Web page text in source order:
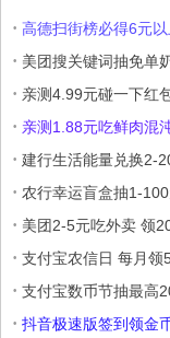
· 高德扫街榜必得6元
· 美团搜关键词抽免单
· 亲测4.99元碰一下红
· 亲测1.88元吃鲜肉混
· 建行生活能量兑换2-
· 农行幸运盲盒抽1-
· 美团2-5元吃外卖 领
· 支付宝农信日 每月领
· 支付宝数币节抽最高
· 抖音极速版签到领金